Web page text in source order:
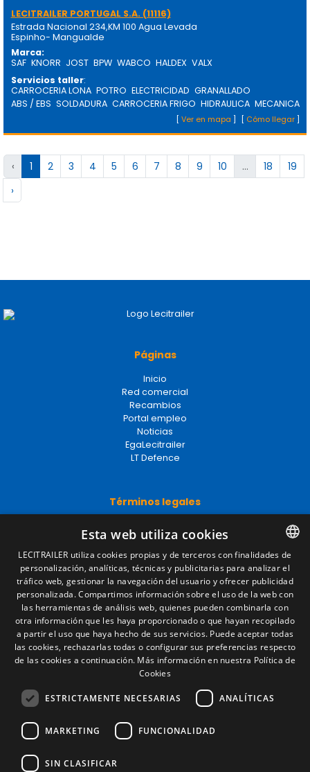
LECITRAILER PORTUGAL S.A. (11116)
Estrada Nacional 234,KM 100 Agua Levada
Espinho- Mangualde
Marca:
SAF KNORR JOST BPW WABCO HALDEX VALX
Servicios taller:
CARROCERIA LONA POTRO ELECTRICIDAD GRANALLADO
ABS / EBS SOLDADURA CARROCERIA FRIGO HIDRAULICA MECANICA
[ Cómo llegar]
[ Ver en mapa ]
‹ 1 2 3 4 5 6 7 8 9 10 ... 18
19
›
Páginas
Inicio
Red comercial
Recambios
Portal empleo
Noticias
EgaLecitrailer
LT Defence
Términos legales
Política de privacidad
Política de cookies
Condiciones generales de venta
Gestionar cookies
Contacto
Camino de los Huertos, S/N. Apdo 100
50620 - Casetas (Zaragoza) SPAIN
+(34) 976 462 121
SPANISH
ENGLISH
FRENCH
ITALIAN
Esta web utiliza cookies
LECITRAILER utiliza cookies propias y de terceros con finalidades de
personalización, analíticas, técnicas y publicitarias para analizar el
tráfico web, gestionar la navegación del usuario y ofrecer publicidad
personalizada. Compartimos información sobre el uso de la web con
las herramientas de análisis web, quienes pueden combinarla con
otra información que les haya proporcionado o que hayan recopilado
a partir el uso que haya hecho de sus servicios. Puede aceptar todas
las cookies, rechazarlas todas o configurar sus preferencias respecto
de las cookies a continuación. Más información en nuestra Política de
Cookies
ESTRICTAMENTE NECESARIAS ANALÍTICAS
MARKETING FUNCIONALIDAD
SIN CLASIFICAR